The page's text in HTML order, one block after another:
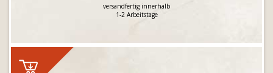
versandfertig innerhalb
1-2 Arbeitstage